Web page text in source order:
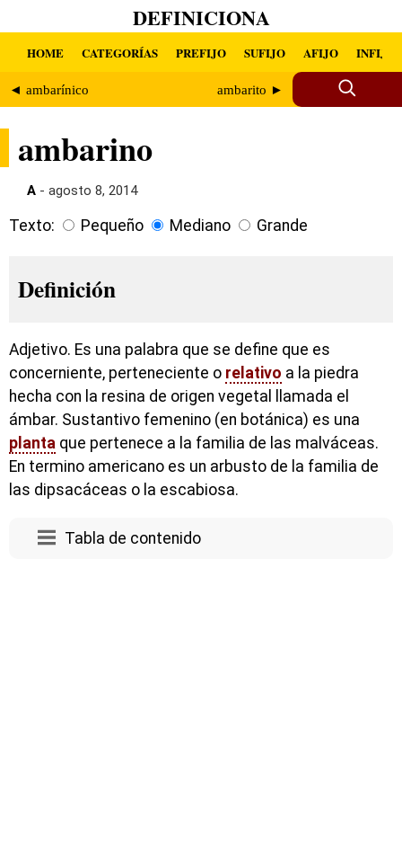
DEFINICIONA
HOME CATEGORÍAS PREFIJO SUFIJO AFIJO INFIJO
◄ ambarínico ambarito ►
ambarino
A - agosto 8, 2014
Texto: Pequeño Mediano Grande
Definición
Adjetivo. Es una palabra que se define que es
concerniente, perteneciente o relativo a la piedra
hecha con la resina de origen vegetal llamada el
ámbar. Sustantivo femenino (en botánica) es una
planta que pertenece a la familia de las malváceas.
En termino americano es un arbusto de la familia de
las dipsacáceas o la escabiosa.
Tabla de contenido